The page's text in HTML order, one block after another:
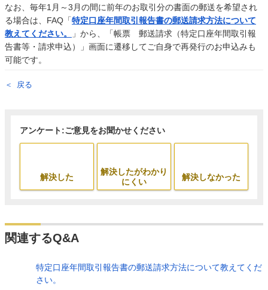
なお、毎年1月～3月の間に前年のお取引分の書面の郵送を希望され
る場合は、FAQ「特定口座年間取引報告書の郵送請求方法について
教えてください。
」から、「帳票 郵送請求（特定口座年間取引報
告書等・請求申込）」画面に遷移してご自身で再発行のお申込みも
可能です。
戻る
アンケート:ご意見をお聞かせください
解決した
解決したがわかり
にくい
解決しなかった
関連するQ&A
特定口座年間取引報告書の郵送請求方法について教えてくだ
さい。